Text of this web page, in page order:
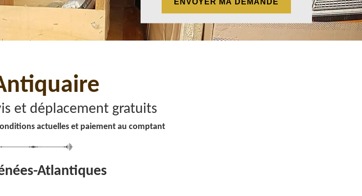
et déplacement gratuits
actuelles et paiement au comptant
Atlantiques